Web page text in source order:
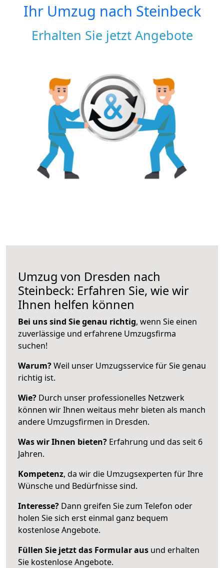
Ihr Umzug nach Steinbeck
Erhalten Sie jetzt Angebote
Umzug von Dresden nach
Steinbeck: Erfahren Sie, wie wir
Ihnen helfen können
Bei uns sind Sie genau richtig, wenn Sie einen
zuverlässige und erfahrene Umzugsfirma
suchen!
Warum?Weil unser Umzugsservice für Sie genau
richtig ist.
Wie? Durch unser professionelles Netzwerk
können wir Ihnen weitaus mehr bieten als manch
andere Umzugsfirmen in Dresden.
Was wir Ihnen bieten? Erfahrung und das seit 6
Jahren.
Kompetenz, da wir die Umzugsexperten für Ihre
Wünsche und Bedürfnisse sind.
Interesse? Dann greifen Sie zum Telefon oder
holen Sie sich erst einmal ganz bequem
kostenlose Angebote.
Füllen Sie jetzt das Formular aus und erhalten
Sie kostenlose Angebote.